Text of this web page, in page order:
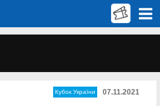
Кубок України 07.11.2021